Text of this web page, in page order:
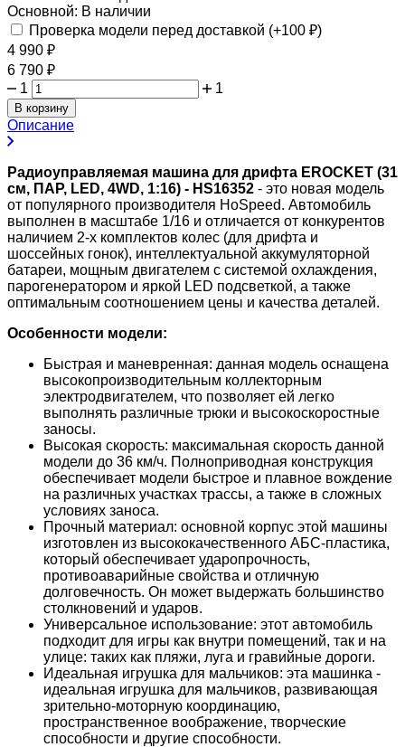
Основной: В наличии
Проверка модели перед доставкой (+100 ₽)
4 990 ₽
6 790 ₽
1
1
В корзину
Описание
Радиоуправляемая машина для дрифта EROCKET (31
см, ПАР, LED, 4WD, 1:16) - HS16352 - это новая модель
от популярного производителя HoSpeed. Автомобиль
выполнен в масштабе 1/16 и отличается от конкурентов
наличием 2-х комплектов колес (для дрифта и
шоссейных гонок), интеллектуальной аккумуляторной
батареи, мощным двигателем с системой охлаждения,
парогенератором и яркой LED подсветкой, а также
оптимальным соотношением цены и качества деталей.
Особенности модели:
Быстрая и маневренная: данная модель оснащена
высокопроизводительным коллекторным
электродвигателем, что позволяет ей легко
выполнять различные трюки и высокоскоростные
заносы.
Высокая скорость: максимальная скорость данной
модели до 36 км/ч. Полноприводная конструкция
обеспечивает модели быстрое и плавное вождение
на различных участках трассы, а также в сложных
условиях заноса.
Прочный материал: основной корпус этой машины
изготовлен из высококачественного АБС-пластика,
который обеспечивает ударопрочность,
противоаварийные свойства и отличную
долговечность. Он может выдержать большинство
столкновений и ударов.
Универсальное использование: этот автомобиль
подходит для игры как внутри помещений, так и на
улице: таких как пляжи, луга и гравийные дороги.
Идеальная игрушка для мальчиков: эта машинка -
идеальная игрушка для мальчиков, развивающая
зрительно-моторную координацию,
пространственное воображение, творческие
способности и другие способности.